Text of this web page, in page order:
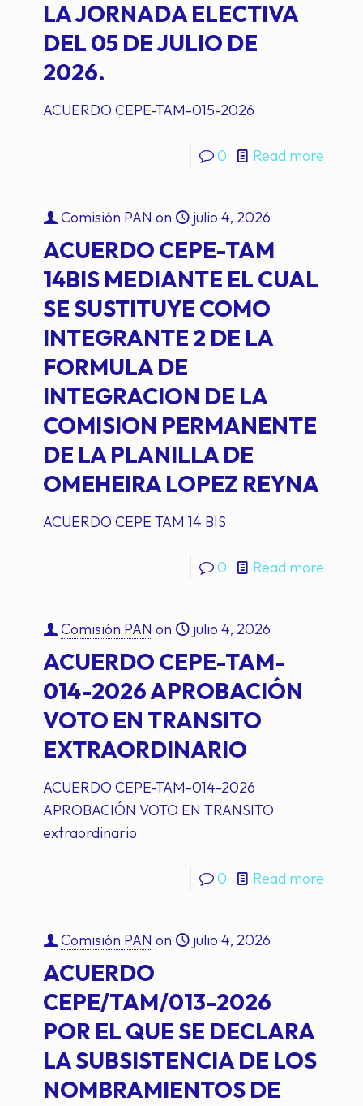
LA JORNADA ELECTIVA
DEL 05 DE JULIO DE
2026.
ACUERDO CEPE-TAM-015-2026
0 Read more
Comisión PAN on julio 4, 2026
ACUERDO CEPE-TAM
14BIS MEDIANTE EL CUAL
SE SUSTITUYE COMO
INTEGRANTE 2 DE LA
FORMULA DE
INTEGRACION DE LA
COMISION PERMANENTE
DE LA PLANILLA DE
OMEHEIRA LOPEZ REYNA
ACUERDO CEPE TAM 14 BIS
0 Read more
Comisión PAN on julio 4, 2026
ACUERDO CEPE-TAM-
014-2026 APROBACIÓN
VOTO EN TRANSITO
EXTRAORDINARIO
ACUERDO CEPE-TAM-014-2026
APROBACIÓN VOTO EN TRANSITO
extraordinario
0 Read more
Comisión PAN on julio 4, 2026
ACUERDO
CEPE/TAM/013-2026
POR EL QUE SE DECLARA
LA SUBSISTENCIA DE LOS
NOMBRAMIENTOS DE